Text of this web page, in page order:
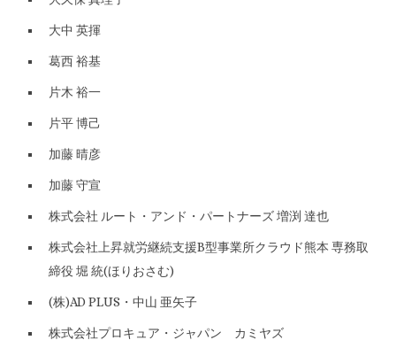
大中 英揮
葛西 裕基
片木 裕一
片平 博己
加藤 晴彦
加藤 守宣
株式会社 ルート・アンド・パートナーズ 増渕 達也
株式会社上昇就労継続支援B型事業所クラウド熊本 専務取
締役 堀 統(ほりおさむ)
(株)AD PLUS・中山 亜矢子
株式会社プロキュア・ジャパン カミヤズ